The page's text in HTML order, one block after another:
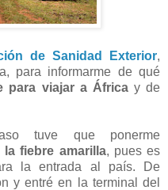
de Sanidad Exterior,
para informarme de qué
para viajar a Áfricay de
tuve que ponerme
la fiebre amarilla, pues es
la entrada al país. De
y entré en la terminal del